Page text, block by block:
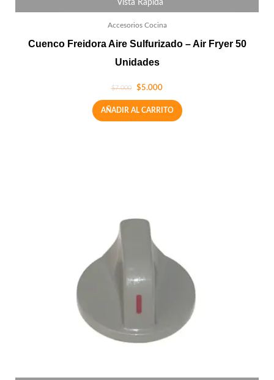
Vista Rápida
Accesorios Cocina
Cuenco Freidora Aire Sulfurizado – Air Fryer 50
Unidades
$7.000 $5.000
AÑADIR AL CARRITO